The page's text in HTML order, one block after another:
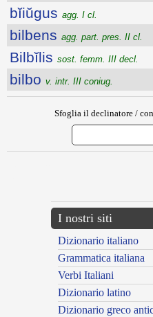
bĭiŭgus agg. I cl.
bilbens agg. part. pres. II cl.
Bilbĭlis sost. femm. III decl.
bilbo v. intr. III coniug.
Sfoglia il declinatore /
I nostri siti
Dizionario italiano
Grammatica italiana
Verbi Italiani
Dizionario latino
Dizionario greco